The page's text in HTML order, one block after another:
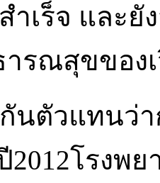
ำเร็จ และ
ารณสุขของ
นตัวแทนว่
2012โรงพ